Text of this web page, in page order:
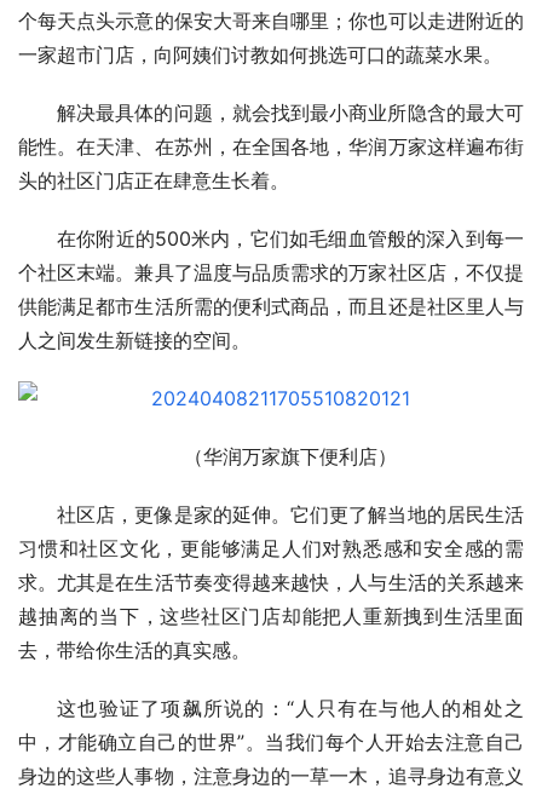
个每天点头示意的保安大哥来自哪里；你也可以走进附近的
一家超市门店，向阿姨们讨教如何挑选可口的蔬菜水果。
解决最具体的问题，就会找到最小商业所隐含的最大可
能性。在天津、在苏州，在全国各地，华润万家这样遍布街
头的社区门店正在肆意生长着。
在你附近的500米内，它们如毛细血管般的深入到每一
个社区末端。兼具了温度与品质需求的万家社区店，不仅提
供能满足都市生活所需的便利式商品，而且还是社区里人与
人之间发生新链接的空间。
（华润万家旗下便利店）
社区店，更像是家的延伸。它们更了解当地的居民生活
习惯和社区文化，更能够满足人们对熟悉感和安全感的需
求。尤其是在生活节奏变得越来越快，人与生活的关系越来
越抽离的当下，这些社区门店却能把人重新拽到生活里面
去，带给你生活的真实感。
这也验证了项飙所说的：“人只有在与他人的相处之
中，才能确立自己的世界”。当我们每个人开始去注意自己
身边的这些人事物，注意身边的一草一木，追寻身边有意义